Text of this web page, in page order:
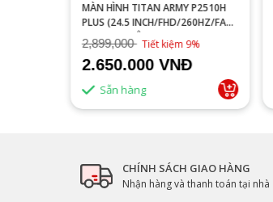
MÀN HÌNH TITAN ARMY P2510H
PLUS (24.5 INCH/FHD/260HZ/FAST
IPS/1MS/PHẲNG)
2,899,000 Tiết kiệm 9%
2.650.000 VNĐ
Sẵn hàng
CHÍNH SÁCH GIAO HÀNG
Nhận hàng và thanh toán tại nhà